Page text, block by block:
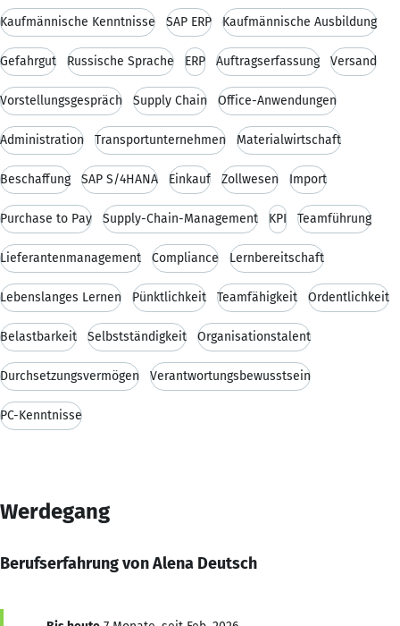
Kaufmännische Kenntnisse SAP ERP Kaufmännische Ausbildung
Gefahrgut Russische Sprache ERP Auftragserfassung Versand
Vorstellungsgespräch Supply Chain Office-Anwendungen
Administration Transportunternehmen Materialwirtschaft
Beschaffung SAP S/4HANA Einkauf Zollwesen Import
Purchase to Pay Supply-Chain-Management KPI Teamführung
Lieferantenmanagement Compliance Lernbereitschaft
Lebenslanges Lernen Pünktlichkeit Teamfähigkeit Ordentlichkeit
Belastbarkeit Selbstständigkeit Organisationstalent
Durchsetzungsvermögen Verantwortungsbewusstsein
PC-Kenntnisse
Werdegang
Berufserfahrung von Alena Deutsch